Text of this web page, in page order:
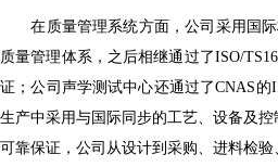
在质量管理系统方面，公司采用国际
质量管理体系，之后相继通过了ISO/
证；公司声学测试中心还通过了CNAS的
生产中采用与国际同步的工艺、设备及
可靠保证，公司从设计到采购、进料检验